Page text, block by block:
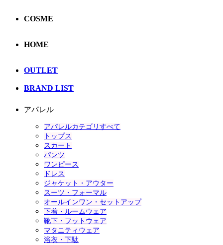
COSME
HOME
OUTLET
BRAND LIST
アパレル
アパレルカテゴリすべて
トップス
スカート
パンツ
ワンピース
ドレス
ジャケット・アウター
スーツ・フォーマル
オールインワン・セットアップ
下着・ルームウェア
靴下・フットウェア
マタニティウェア
浴衣・下駄